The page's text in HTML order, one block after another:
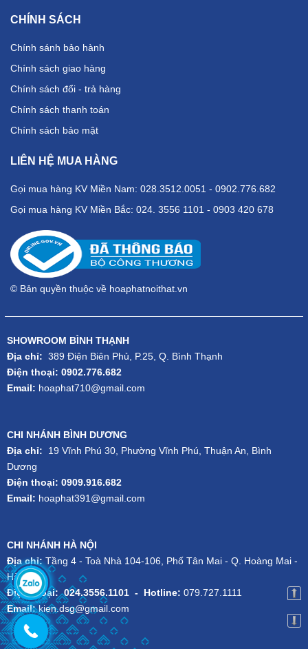
CHÍNH SÁCH
Chính sánh bảo hành
Chính sách giao hàng
Chính sách đổi - trả hàng
Chính sách thanh toán
Chính sách bảo mật
LIÊN HỆ MUA HÀNG
Gọi mua hàng KV Miền Nam: 028.3512.0051 - 0902.776.682
Gọi mua hàng KV Miền Bắc: 024. 3556 1101 - 0903 420 678
© Bản quyền thuộc về hoaphatnoithat.vn
SHOWROOM BÌNH THẠNH
Địa chỉ: 389 Điện Biên Phủ, P.25, Q. Bình Thạnh
Điện thoại: 0902.776.682
Email: hoaphat710@gmail.com
CHI NHÁNH BÌNH DƯƠNG
Địa chỉ: 19 Vĩnh Phú 30, Phường Vĩnh Phú, Thuận An, Bình
Dương
Điện thoại: 0909.916.682
Email: hoaphat391@gmail.com
CHI NHÁNH HÀ NỘI
Địa chỉ:Tầng 4 - Toà Nhà 104-106, Phố Tân Mai - Q. Hoàng Mai -
Hà Nội
Điện thoại: 024.3556.1101- Hotline: 079.727.1111
Email:kien.dsg@gmail.com